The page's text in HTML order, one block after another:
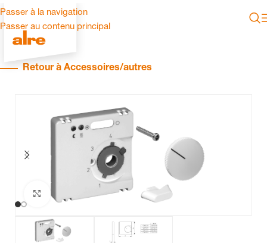
Passer à la navigation
Passer au contenu principal
Retour à Accessoires/autres
Cliquez pour agrandir